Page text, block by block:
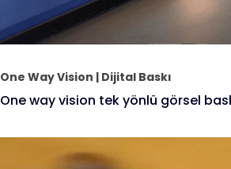
One Way Vision | Dijital Baskı
One way vision tek yönlü görsel